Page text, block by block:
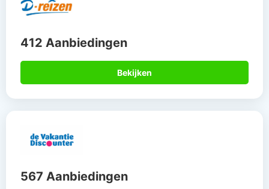
412 Aanbiedingen
Bekijken
567 Aanbiedingen